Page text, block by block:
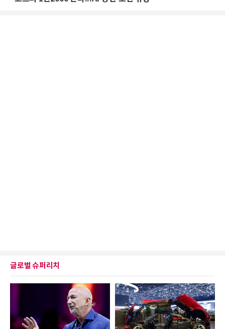
글로벌 슈퍼리치